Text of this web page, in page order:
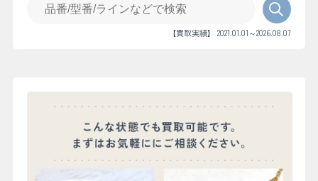
【買取実績】 2021.01.01～2026.08.07